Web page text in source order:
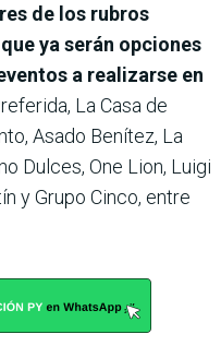
de los rubros
ya serán opciones
a realizarse en
La Casa de
Asado Benítez, La
Dulces, One Lion, Luigi
y Grupo Cinco, entre